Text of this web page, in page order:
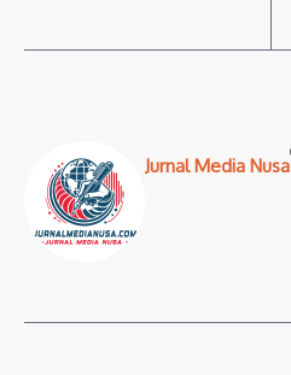
Jurnal Media Nusa